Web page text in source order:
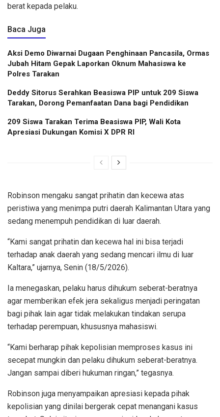
berat kepada pelaku.
Baca Juga
Aksi Demo Diwarnai Dugaan Penghinaan Pancasila, Ormas
Jubah Hitam Gepak Laporkan Oknum Mahasiswa ke
Polres Tarakan
Deddy Sitorus Serahkan Beasiswa PIP untuk 209 Siswa
Tarakan, Dorong Pemanfaatan Dana bagi Pendidikan
209 Siswa Tarakan Terima Beasiswa PIP, Wali Kota
Apresiasi Dukungan Komisi X DPR RI
Robinson mengaku sangat prihatin dan kecewa atas
peristiwa yang menimpa putri daerah Kalimantan Utara yang
sedang menempuh pendidikan di luar daerah.
“Kami sangat prihatin dan kecewa hal ini bisa terjadi
terhadap anak daerah yang sedang mencari ilmu di luar
Kaltara,” ujarnya, Senin (18/5/2026).
Ia menegaskan, pelaku harus dihukum seberat-beratnya
agar memberikan efek jera sekaligus menjadi peringatan
bagi pihak lain agar tidak melakukan tindakan serupa
terhadap perempuan, khususnya mahasiswi.
“Kami berharap pihak kepolisian memproses kasus ini
secepat mungkin dan pelaku dihukum seberat-beratnya.
Jangan sampai diberi hukuman ringan,” tegasnya.
Robinson juga menyampaikan apresiasi kepada pihak
kepolisian yang dinilai bergerak cepat menangani kasus